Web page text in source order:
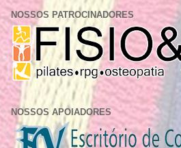
NOSSOS PATROCINADORES
NOSSOS APOIADORES